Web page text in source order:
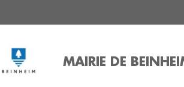
MAIRIE DE